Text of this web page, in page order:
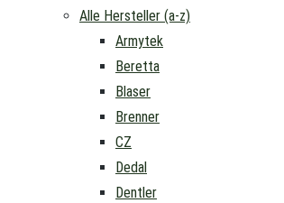
Alle Hersteller (a-z)
Armytek
Beretta
Blaser
Brenner
CZ
Dedal
Dentler